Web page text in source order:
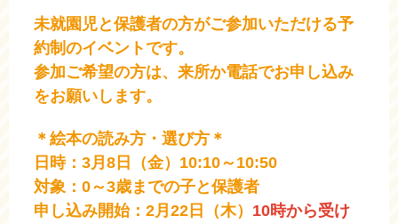
未就園児と保護者の方がご参加いただける予
約制のイベントです。
参加ご希望の方は、来所か電話でお申し込み
をお願いします。
＊絵本の読み方・選び方＊
日時：3月8日（金）10:10～10:50
対象：0～3歳までの子と保護者
申し込み開始：2月22日（木） 10時から受け